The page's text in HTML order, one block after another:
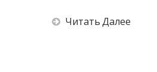
Читать Далее